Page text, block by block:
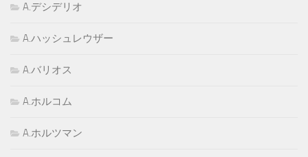
A.デシデリオ
A.ハッシュレウザー
A.バリオス
A.ホルコム
A.ホルツマン